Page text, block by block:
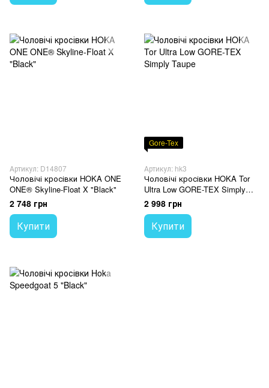
Артикул: D14807
Чоловічі кросівки HOKA ONE
ONE® Skyline-Float X "Black"
2 748 грн
Купити
Gore-Tex
Артикул: hk3
Чоловічі кросівки HOKA Tor
Ultra Low GORE-TEX Simply
Taupe
2 998 грн
Купити